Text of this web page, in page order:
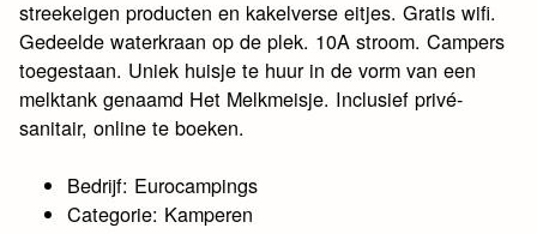
streekeigen producten en kakelverse eitjes. Gratis wifi.
Gedeelde waterkraan op de plek. 10A stroom. Campers
toegestaan. Uniek huisje te huur in de vorm van een
melktank genaamd Het Melkmeisje. Inclusief privé-
sanitair, online te boeken.
Bedrijf: Eurocampings
Categorie: Kamperen